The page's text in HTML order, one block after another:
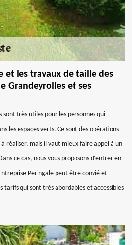
et les travaux de taille des
Grandeyrolles et ses
sont très utiles pour les personnes qui
les espaces verts. Ce sont des opérations
réaliser, mais il vaut mieux faire appel à un
ce cas, nous vous proposons d'entrer en
Peringale peut être convié et
tarifs qui sont très abordables et accessibles